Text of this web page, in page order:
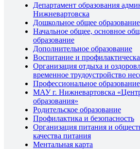
Департамент образования
Нижневартовска
Дошкольное общее образование
Начальное общее, основное
образование
Дополнительное образование
Воспитание и
Организация отдыха и
временное трудоустройство
Профессиональное образование
МАУ г. Нижневартовска
образования»
Родительское образование
Профилактика и безопасность
Организация питания и
качества питания
Ментальная карта